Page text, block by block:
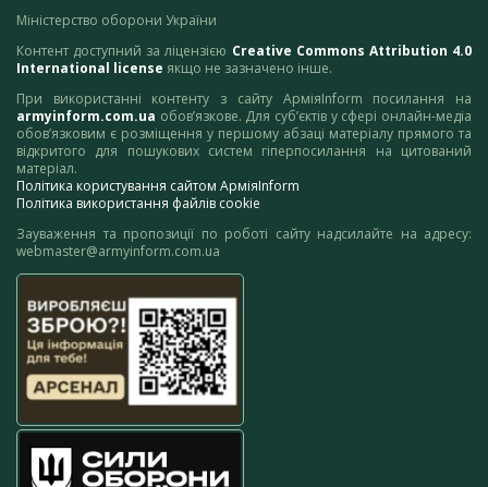
Міністерство оборони України
Контент доступний за ліцензією Creative Commons Attribution 4.0
International license якщо не зазначено інше.
При використанні контенту з сайту АрміяInform посилання на
armyinform.com.ua обов’язкове. Для суб’єктів у сфері онлайн-медіа
обов’язковим є розміщення у першому абзаці матеріалу прямого та
відкритого для пошукових систем гіперпосилання на цитований
матеріал.
Політика користування сайтом АрміяInform
Політика використання файлів cookie
Зауваження та пропозиції по роботі сайту надсилайте на адресу:
webmaster@armyinform.com.ua